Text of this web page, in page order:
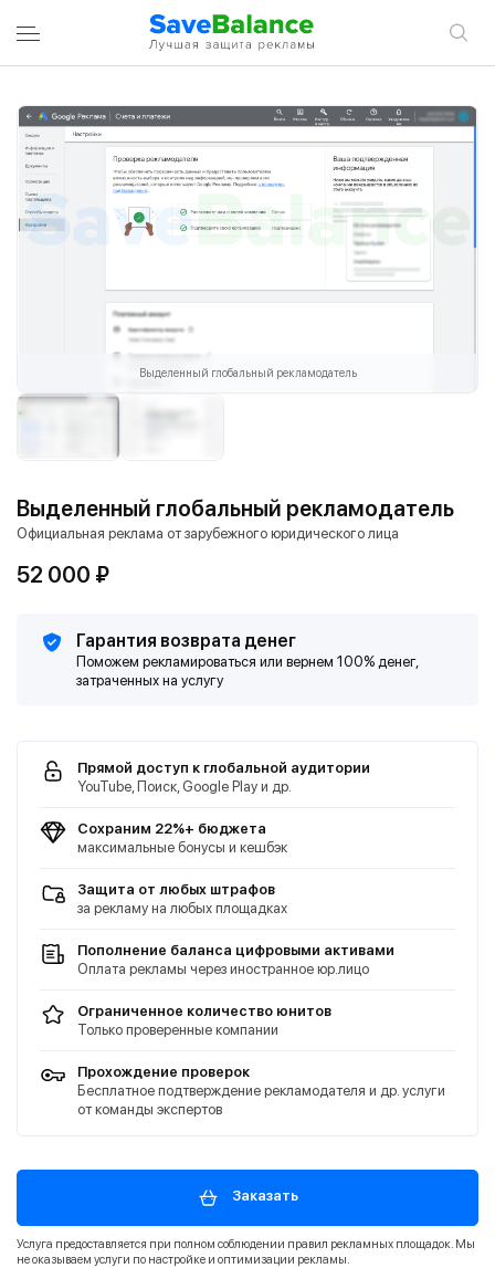
Выделенный глобальный рекламодатель
Выделенный глобальный рекламодатель
Официальная реклама от зарубежного юридического лица
52 000 ₽
Гарантия возврата денег
Поможем рекламироваться или вернем 100% денег,
затраченных на услугу
Прямой доступ к глобальной аудитории
YouTube, Поиск, Google Play и др.
Сохраним 22%+ бюджета
максимальные бонусы и кешбэк
Защита от любых штрафов
за рекламу на любых площадках
Пополнение баланса цифровыми активами
Оплата рекламы через иностранное юр.лицо
Ограниченное количество юнитов
Только проверенные компании
Прохождение проверок
Бесплатное подтверждение рекламодателя и др. услуги
от команды экспертов
Заказать
Услуга предоставляется при полном соблюдении правил рекламных площадок. Мы
не оказываем услуги по настройке и оптимизации рекламы.
ВОЙТИ В УЧЕТНУЮ ЗАПИСЬ ЗАРЕГИСТРИРОВАТЬСЯ
Вход
Пароль